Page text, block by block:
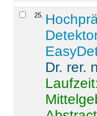
25.
Dr. rer.